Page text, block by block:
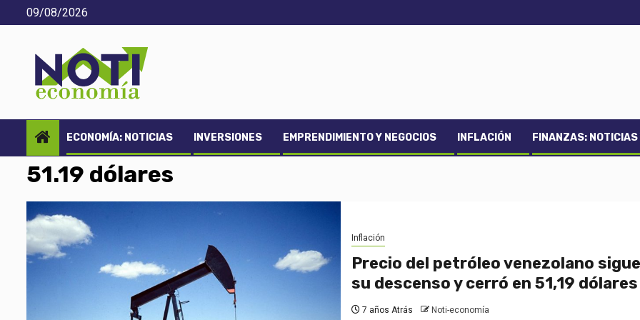
Saltar
al
09/08/2026
ECONOMÍA: NOTICIAS INVERSIONES EMPRENDIMIENTO Y NEGOCIOS INFLACIÓN FINANZAS:
51.19 dólares
Inflación
Precio del petróleo venezolano sigue
su descenso y cerró en 51,19 dólares
7 años Atrás Noti-economía